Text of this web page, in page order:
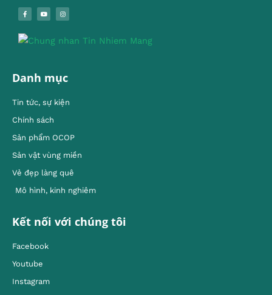
Danh mục
Tin tức, sự kiện
Chính sách
Sản phẩm OCOP
Sản vật vùng miền
Vẻ đẹp làng quê
Mô hình, kinh nghiêm
Kết nối với chúng tôi
Facebook
Youtube
Instagram